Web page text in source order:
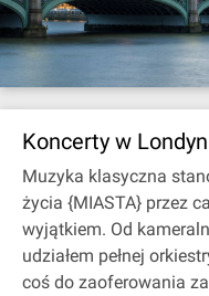
Koncerty w
Muzyka klasyczna
życia {MIASTA} przez
wyjątkiem. Od
udziałem pełnej
coś do zaoferowania